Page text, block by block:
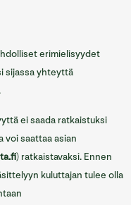
erimielisyydet
sijassa yhteyttä
ei saada ratkaistuksi
voi saattaa asian
) ratkaistavaksi. Ennen
kuluttajan tulee olla